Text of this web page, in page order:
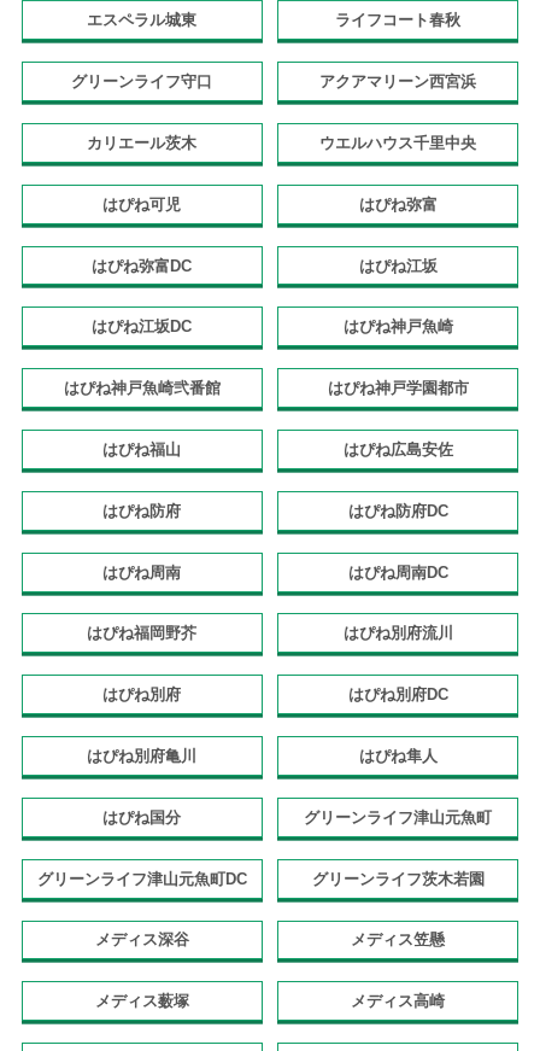
エスペラル城東 ライフコート春秋
グリーンライフ守口 アクアマリーン西宮浜
カリエール茨木 ウエルハウス千里中央
はぴね可児 はぴね弥富
はぴね弥富DC はぴね江坂
はぴね江坂DC はぴね神戸魚崎
はぴね神戸魚崎弐番館 はぴね神戸学園都市
はぴね福山 はぴね広島安佐
はぴね防府 はぴね防府DC
はぴね周南 はぴね周南DC
はぴね福岡野芥 はぴね別府流川
はぴね別府 はぴね別府DC
はぴね別府亀川 はぴね隼人
はぴね国分 グリーンライフ津山元魚町
グリーンライフ津山元魚町DC グリーンライフ茨木若園
メディス深谷 メディス笠懸
メディス薮塚 メディス高崎